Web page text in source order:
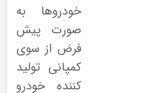
خودروها به
صورت پیش
فرض از سوی
کمپانی تولید
کننده خودرو